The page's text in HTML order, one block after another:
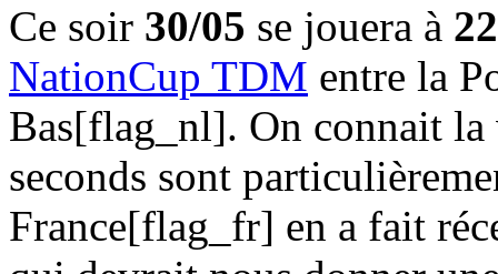
Ce soir 30/05 se jouera à
NationCup TDM entre la
Bas[flag_nl]. On connait la
seconds sont
France[flag_fr] en a fait